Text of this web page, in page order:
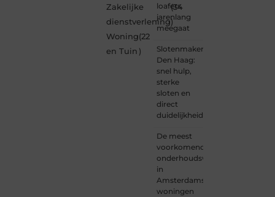
Zakelijke
dienstverlening
(34
)
Woning
en Tuin
(22
)
loafers
jarenlang
meegaat
Slotenmaker
Den Haag:
snel hulp,
sterke
sloten en
direct
duidelijkheid
De meest
voorkomende
onderhoudswerkzaamheden
in
Amsterdamse
woningen